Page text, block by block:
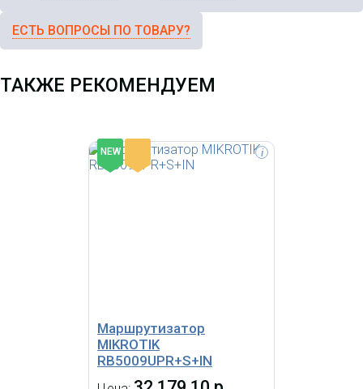
ЕСТЬ ВОПРОСЫ ПО ТОВАРУ?
ТАКЖЕ РЕКОМЕНДУЕМ
NEW
Маршрутизатор
MIKROTIK
RB5009UPR+S+IN
i